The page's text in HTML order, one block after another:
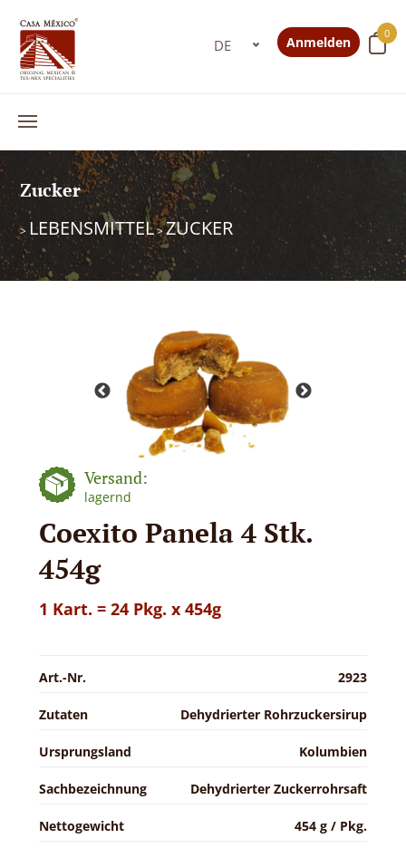
0
Anmelden
Zucker
> LEBENSMITTEL>ZUCKER
Versand:
lagernd
Coexito Panela 4 Stk.
454g
1 Kart. = 24 Pkg. x 454g
Art.-Nr. 2923
Zutaten Dehydrierter Rohrzuckersirup
Ursprungsland Kolumbien
Sachbezeichnung Dehydrierter Zuckerrohrsaft
Nettogewicht 454 g / Pkg.